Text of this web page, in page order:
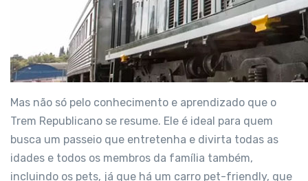
Mas não só pelo conhecimento e aprendizado que o
Trem Republicano se resume. Ele é ideal para quem
busca um passeio que entretenha e divirta todas as
idades e todos os membros da família também,
incluindo os pets, já que há um carro pet-friendly, que